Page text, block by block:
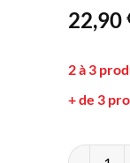
22,90
2 à 3
+ de 3
quantité